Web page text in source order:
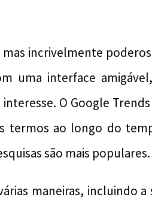
incrivelmente
uma interface
O Google
termos ao longo do
são mais populares.
maneiras, incluindo a